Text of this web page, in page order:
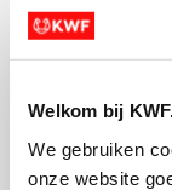
Welkom bij
We gebruiken
onze website
€0